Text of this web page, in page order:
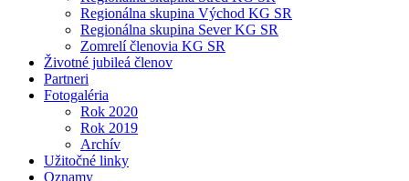
Regionálna skupina Východ KG SR
Regionálna skupina Sever KG SR
Zomrelí členovia KG SR
Životné jubileá členov
Partneri
Fotogaléria
Rok 2020
Rok 2019
Archív
Užitočné linky
Oznamy